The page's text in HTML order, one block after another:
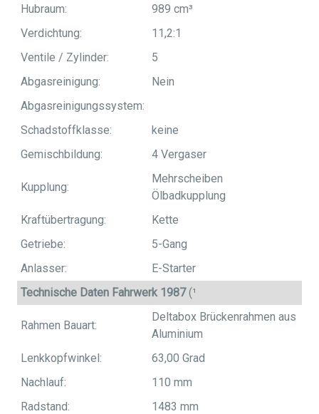
Hubraum:
989 cm³
Verdichtung:
11,2:1
Ventile / Zylinder:
5
Abgasreinigung:
Nein
Abgasreinigungssystem:
Schadstoffklasse:
keine
Gemischbildung:
4 Vergaser
Kupplung:
Mehrscheiben
Ölbadkupplung
Kraftübertragung:
Kette
Getriebe:
5-Gang
Anlasser:
E-Starter
Technische Daten Fahrwerk 1987(¹
Rahmen Bauart:
Deltabox Brückenrahmen aus
Aluminium
Lenkkopfwinkel:
63,00 Grad
Nachlauf:
110 mm
Radstand:
1483 mm